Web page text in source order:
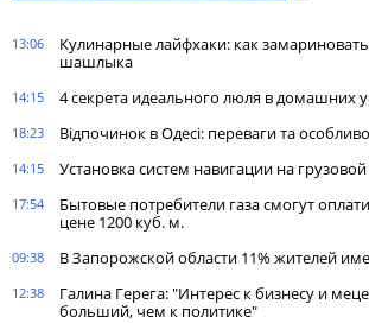
13:06
Кулинарные лайфхаки: как
шашлыка
14:15 4 секрета идеального люля в домашних
18:23 Відпочинок в Одесі: переваги та
14:15 Установка систем навигации на
17:54
Бытовые потребители газа cмогут
цене 1200 куб. м.
09:38 В Запорожской области 11% жителей
12:38
Галина Герега: "Интерес к бизнесу и
больший, чем к политике"